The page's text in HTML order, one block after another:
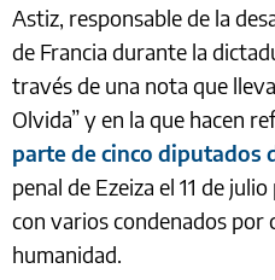
Astiz, responsable de la
de Francia durante la
través de una nota que
Olvida” y en la que hacen
parte de cinco diputados
penal de Ezeiza el 11 de
con varios condenados por
humanidad.